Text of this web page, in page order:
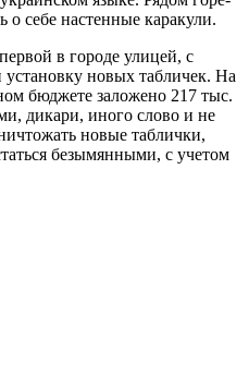
о себе настенные каракули.
в городе улицей, с
новых табличек. На
бюджете заложено 217 тыс.
дикари, иного слово и не
новые таблички,
безымянными, с учетом